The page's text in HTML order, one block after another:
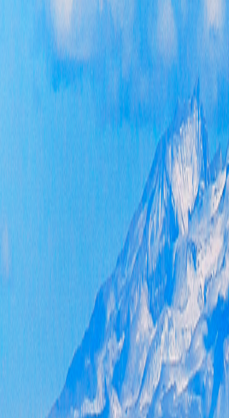
息
息
处
能
分
作
获
政
式
例
说